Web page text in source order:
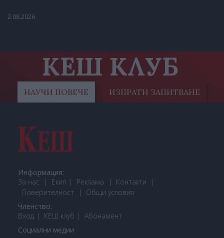
2.08.2026
КЕШ КЛУБ
НАУЧИ ПОВЕЧЕ ИЗПРАТИ ЗАПИТВАНЕ
Информация:
За нас
Екип Реклама
Контакти
Поверителност
Общи условия
Членство:
Вход
КЕШ клуб Абонамент
Социални медии